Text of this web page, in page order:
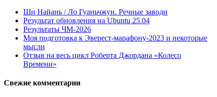
Ши Найань / Ло Гуаньчжун. Речные заводи
Результат обновления на Ubuntu 25.04
Результаты ЧМ-2026
Моя подготовка к Эверест-марафону-2023 и некоторые
мысли
Отзыв на весь цикл Роберта Джордана «Колесо
Времени»
Свежие комментарии